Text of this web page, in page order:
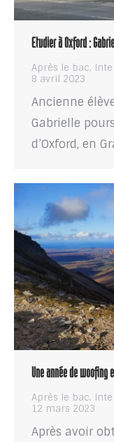
Etudier à Oxford :
Après le bac,
8 avril 2023
Ancienne
Gabrielle
d’Oxford, en
Une année de woofing
Après le bac,
12 mars 2023
Après avoir